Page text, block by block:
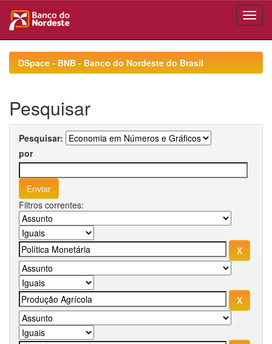
navigationDSpace - BNB - Banco do Nordeste do Brasil
Pesquisar
Pesquisar:
por
Filtros correntes: